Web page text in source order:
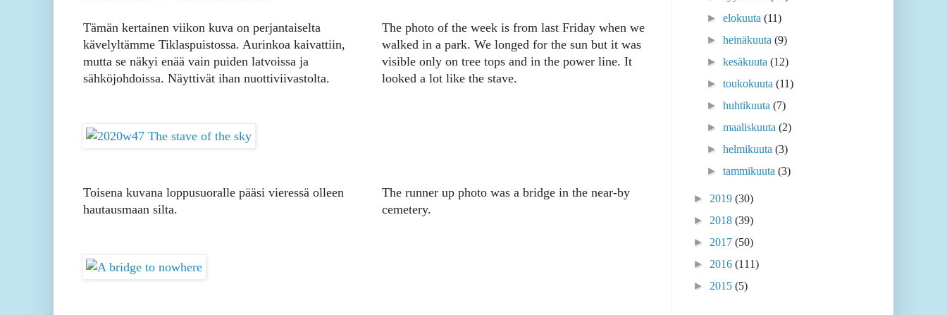
Tämän kertainen viikon kuva on perjantaiselta
kävelyltämme Tiklaspuistossa. Aurinkoa kaivattiin,
mutta se näkyi enää vain puiden latvoissa ja
sähköjohdoissa. Näyttivät ihan nuottiviivastolta.
The photo of the week is from last Friday when we
walked in a park. We longed for the sun but it was
visible only on tree tops and in the power line. It
looked a lot like the stave.
Toisena kuvana loppusuoralle pääsi vieressä olleen
hautausmaan silta.
The runner up photo was a bridge in the near-by
cemetery.
►elokuuta(11)
►heinäkuuta(9)
►kesäkuuta(12)
►toukokuuta(11)
►huhtikuuta(7)
►maaliskuuta(2)
►helmikuuta(3)
►tammikuuta(3)
► 2019 (30)
► 2018 (39)
► 2017 (50)
► 2016 (111)
► 2015 (5)